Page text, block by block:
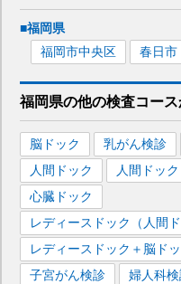
■福岡県
福岡市中央区
春日市
福岡県の他の検査コー
脳ドック 乳がん検診
人間ドック
人間ドッ
心臓ドック
レディースドック（人間
レディースドック＋脳ド
子宮がん検診
婦人科検